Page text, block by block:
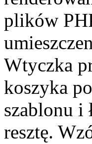
plików
Wtyczka
koszyka
szablonu i
resztę.